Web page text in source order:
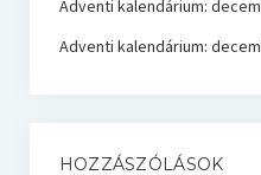
Adventi kalendárium:
Adventi kalendárium:
HOZZÁSZÓLÁSOK